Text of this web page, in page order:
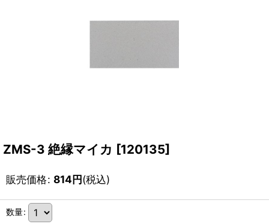
ZMS-3 絶縁マイカ [120135]
販売価格: 814円(税込)
数量: